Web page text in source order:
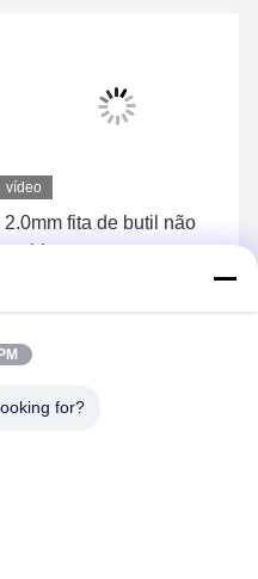
vídeo
2.0mm fita de butil não
tecida para caravanas
selante de pára-brisas de
butil
Obtenha o melhor preço
for?